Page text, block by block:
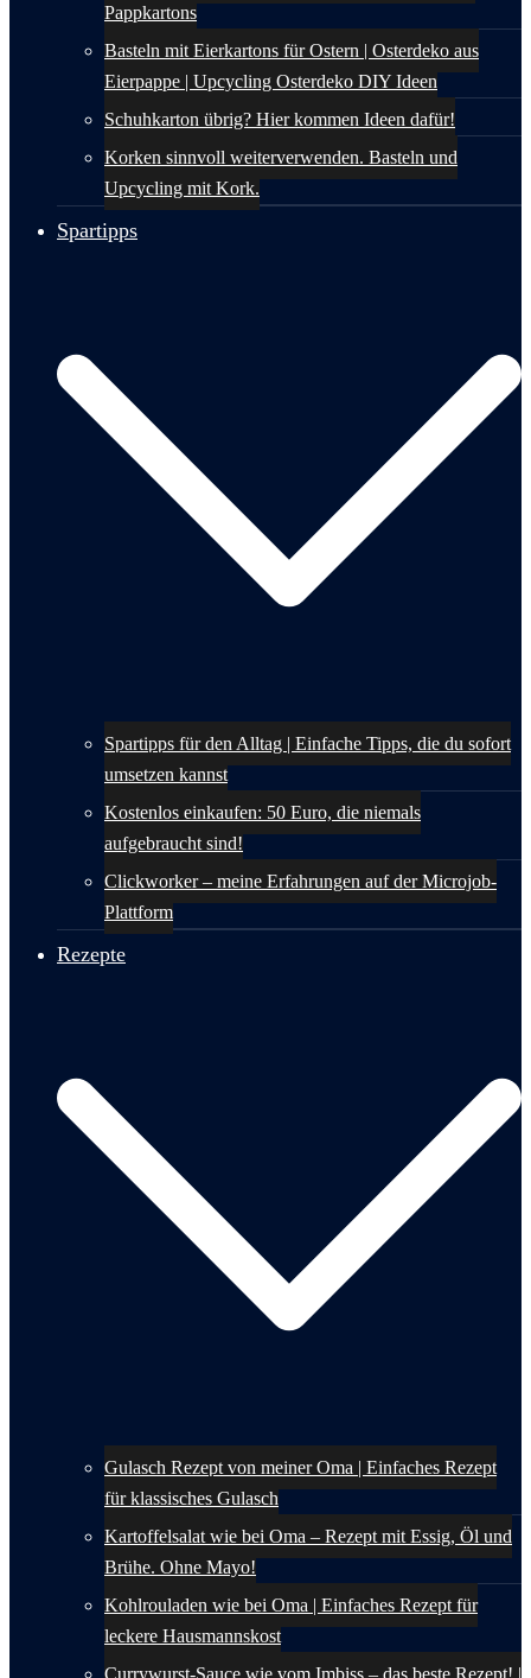
Pappkartons
Basteln mit Eierkartons für Ostern | Osterdeko aus
Eierpappe | Upcycling Osterdeko DIY Ideen
Schuhkarton übrig? Hier kommen Ideen dafür!
Korken sinnvoll weiterverwenden. Basteln und
Upcycling mit Kork.
Spartipps
Spartipps für den Alltag | Einfache Tipps, die du sofort
umsetzen kannst
Kostenlos einkaufen: 50 Euro, die niemals
aufgebraucht sind!
Clickworker – meine Erfahrungen auf der Microjob-
Plattform
Rezepte
Gulasch Rezept von meiner Oma | Einfaches Rezept
für klassisches Gulasch
Kartoffelsalat wie bei Oma – Rezept mit Essig, Öl und
Brühe. Ohne Mayo!
Kohlrouladen wie bei Oma | Einfaches Rezept für
leckere Hausmannskost
Currywurst-Sauce wie vom Imbiss – das beste Rezept! |